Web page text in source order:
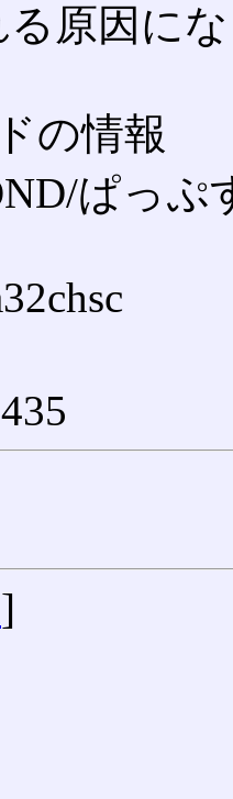
原因に
の情報
ぱっぷ
]